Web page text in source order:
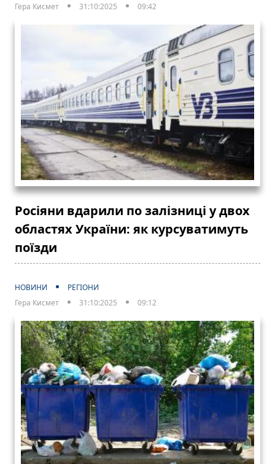
Гера Кисмет
31:10:2025 09:42
Росіяни вдарили по залізниці у двох
областях України: як курсуватимуть
поїзди
НОВИНИ
РЕГІОНИ
Гера Кисмет
31:10:2025 09:12